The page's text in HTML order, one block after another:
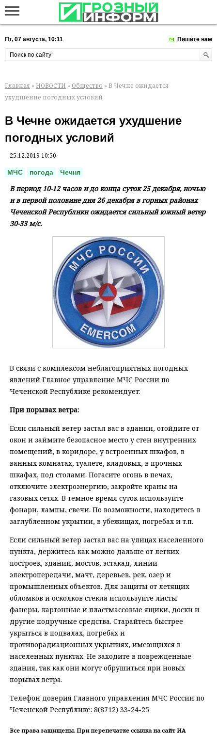
Пт, 07 августа, 10:11 Пишите нам
Главная » НОВОСТИ » Общество » В Чечне ожидается
ухудшение погодных условий
В Чечне ожидается ухудшение
погодных условий
25.12.2019 10:50
МЧС погода Чечня
В период 10-12 часов и до конца суток 25 декабря, ночью
и в первой половине дня 26 декабря в горных районах
Чеченской Республики ожидается сильный южный ветер
30-33 м/с.
В связи с комплексом неблагоприятных погодных
явлений Главное управление МЧС России по
Чеченской Республике рекомендует:
При порывах ветра:
Если сильный ветер застал вас в здании, отойдите от
окон и займите безопасное место у стен внутренних
помещений, в коридоре, у встроенных шкафов, в
ванных комнатах, туалете, кладовых, в прочных
шкафах, под столами. Погасите огонь в печах,
отключите электроэнергию, закройте краны на
газовых сетях. В темное время суток используйте
фонари, лампы, свечи. По возможности, находитесь в
заглубленном укрытии, в убежищах, погребах и т.п.
Если сильный ветер застал вас на улицах населенного
пункта, держитесь как можно дальше от легких
построек, зданий, мостов, эстакад, линий
электропередачи, мачт, деревьев, рек, озер и
промышленных объектов. Для защиты от летящих
обломков и осколков стекла используйте листы
фанеры, картонные и пластмассовые ящики, доски и
другие подручные средства. Старайтесь быстрее
укрыться в подвалах, погребах и
противорадиационных укрытиях, имеющихся в
населенных пунктах. Не заходите в поврежденные
здания, так как они могут обрушиться при новых
порывах ветра.
Телефон доверия Главного управления МЧС России по
Чеченской Республике: 8(8712) 33-24-25
Все права защищены. При перепечатке ссылка на сайт ИА